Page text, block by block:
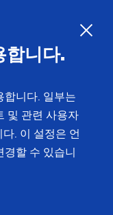
능하고 미래 지
니다. 여기에는
은 에너지 모
배출량을 투명
공합니다.
합니다.
합니다. 일부는
및 관련 사용자
. 이 설정은 언
할 수 있습니